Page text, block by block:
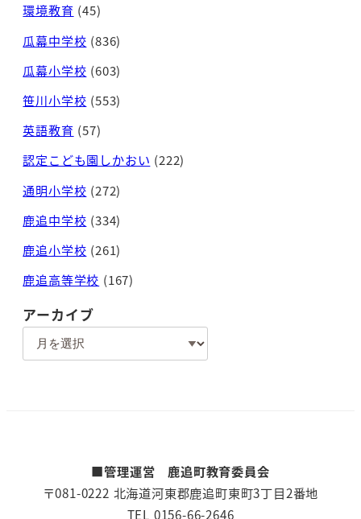
環境教育 (45)
瓜幕中学校 (836)
瓜幕小学校 (603)
笹川小学校 (553)
英語教育 (57)
認定こども園しかおい (222)
通明小学校 (272)
鹿追中学校 (334)
鹿追小学校 (261)
鹿追高等学校 (167)
アーカイブ
■管理運営 鹿追町教育委員会
〒081-0222 北海道河東郡鹿追町東町3丁目2番地
TEL 0156-66-2646